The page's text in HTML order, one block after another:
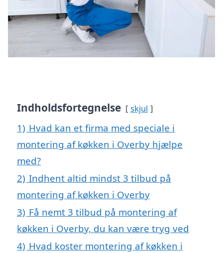
Indholdsfortegnelse skjul
1) Hvad kan et firma med speciale i
montering af køkken i Overby hjælpe
med?
2) Indhent altid mindst 3 tilbud på
montering af køkken i Overby
3) Få nemt 3 tilbud på montering af
køkken i Overby, du kan være tryg ved
4) Hvad koster montering af køkken i